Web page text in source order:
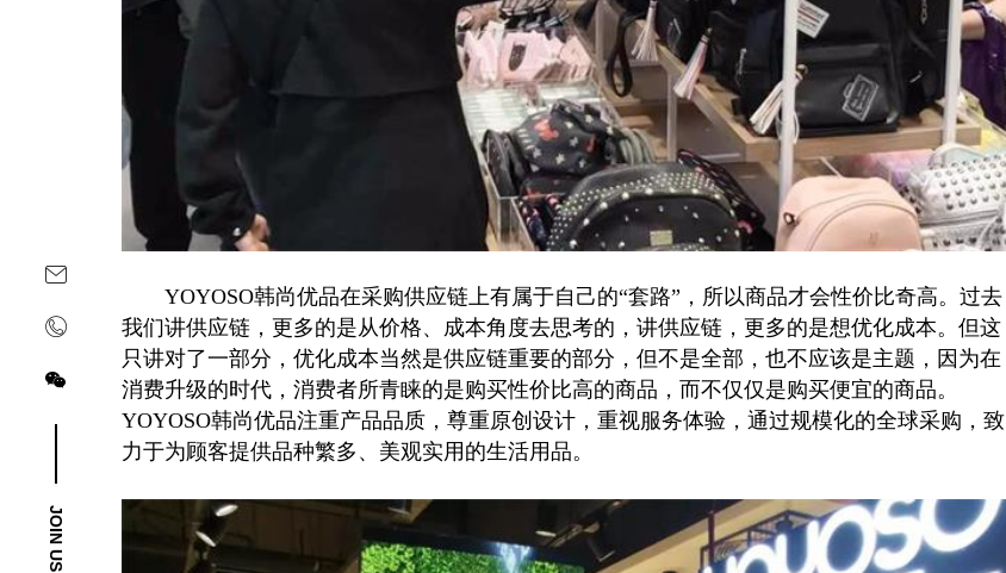
关注yoyoso订阅号 关注yoyoso抖音号
JOIN US
YOYOSO韩尚优品在采购供应链上有属于自己的“套路”，所以商品才会性价比奇高。过去
我们讲供应链，更多的是从价格、成本角度去思考的，讲供应链，更多的是想优化成本。但这
只讲对了一部分，优化成本当然是供应链重要的部分，但不是全部，也不应该是主题，因为在
消费升级的时代，消费者所青睐的是购买性价比高的商品，而不仅仅是购买便宜的商品。
YOYOSO韩尚优品注重产品品质，尊重原创设计，重视服务体验，通过规模化的全球采购，致
力于为顾客提供品种繁多、美观实用的生活用品。